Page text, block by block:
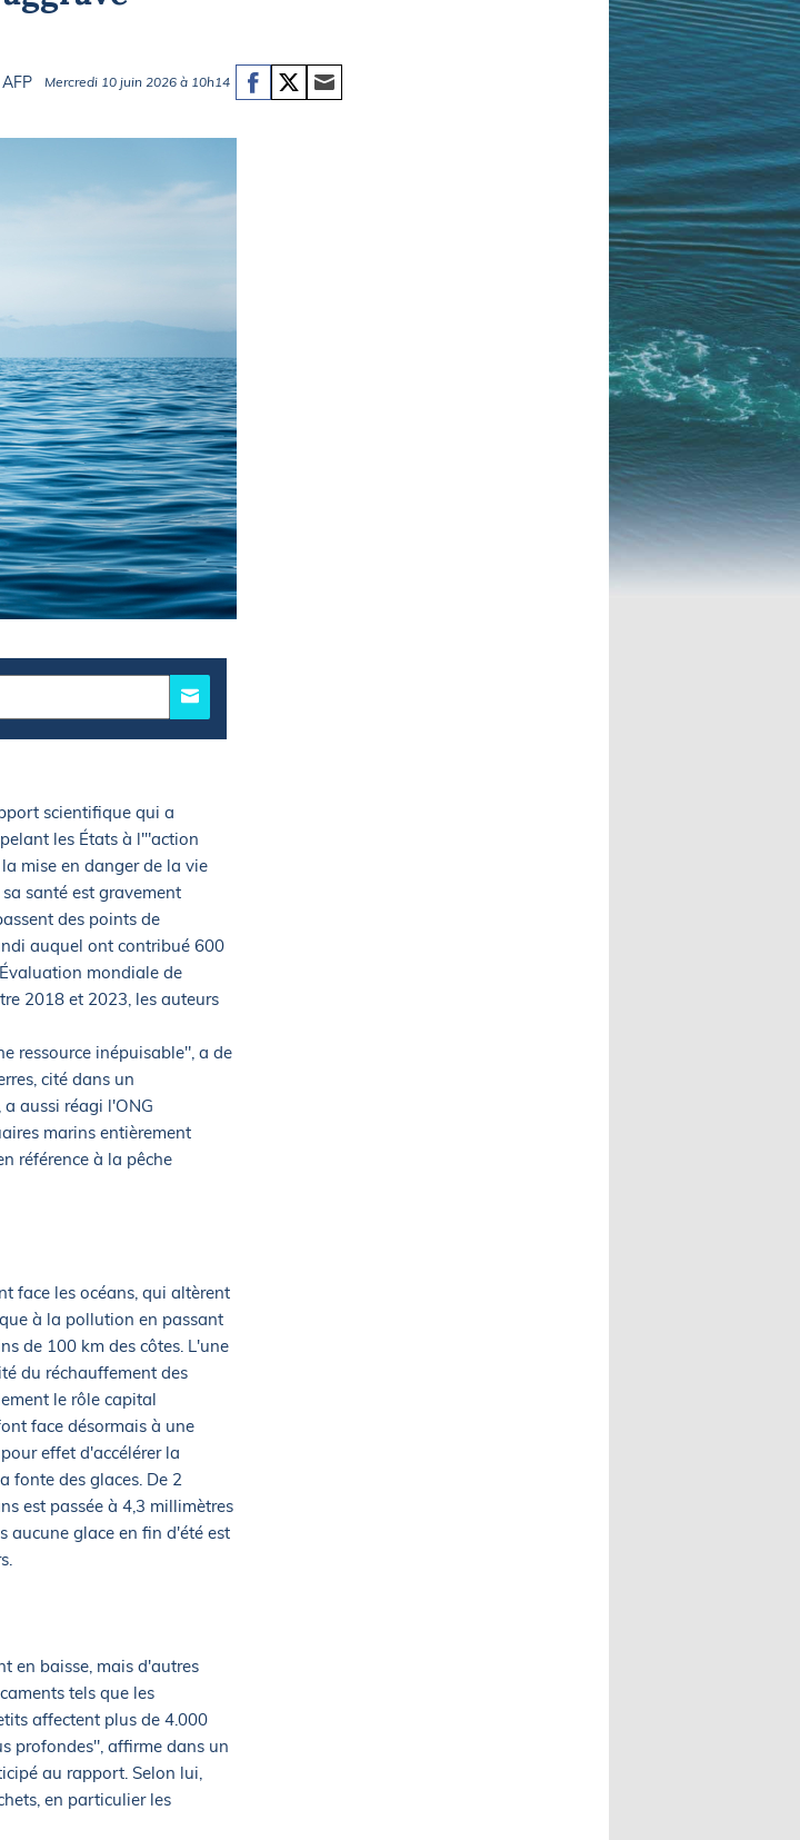
Briefings
FLASH INFO
Mercredi 10 juin 2026 à 10h14
scientifique qui a
les États à l'"action
mise en danger de la vie
santé est gravement
des points de
auquel ont contribué 600
mondiale de
2018 et 2023, les auteurs
ressource inépuisable", a de
cité dans un
aussi réagi l'ONG
marins entièrement
référence à la pêche
face les océans, qui altèrent
à la pollution en passant
de 100 km des côtes. L'une
du réchauffement des
le rôle capital
face désormais à une
effet d'accélérer la
fonte des glaces. De 2
est passée à 4,3 millimètres
aucune glace en fin d'été est
en baisse, mais d'autres
tels que les
affectent plus de 4.000
profondes", affirme dans un
au rapport. Selon lui,
en particulier les